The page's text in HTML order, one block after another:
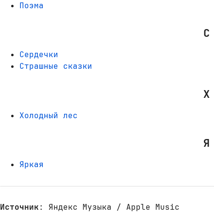
Поэма
С
Сердечки
Страшные сказки
Х
Холодный лес
Я
Яркая
Источник: Яндекс Музыка / Apple Music